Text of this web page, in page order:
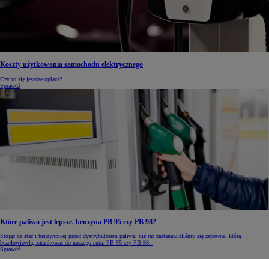
Koszty użytkowania samochodu elektrycznego
Czy to się jeszcze opłaca?
Sprawdź
Które paliwo jest lepsze, benzyna PB 95 czy PB 98?
Stojąc na stacji benzynowej przed dystrybutorem paliwa, nie raz zastanawialiśmy się zapewne, którą
bezołowiówkę zatankować do naszego auta: PB 95 czy PB 98.
Sprawdź